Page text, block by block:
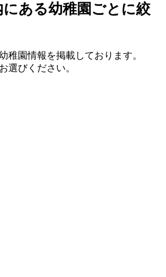
にある幼稚園ごとに絞
稚園情報を掲載しております。
選びください。